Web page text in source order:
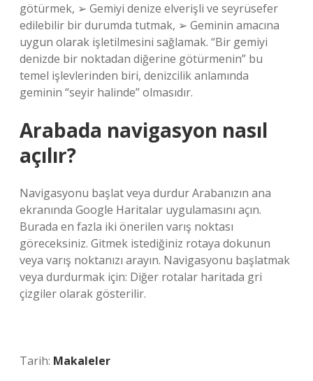
götürmek, ➢ Gemiyi denize elverişli ve seyrüsefer
edilebilir bir durumda tutmak, ➢ Geminin amacına
uygun olarak işletilmesini sağlamak. “Bir gemiyi
denizde bir noktadan diğerine götürmenin” bu
temel işlevlerinden biri, denizcilik anlamında
geminin “seyir halinde” olmasıdır.
Arabada navigasyon nasıl
açılır?
Navigasyonu başlat veya durdur Arabanızın ana
ekranında Google Haritalar uygulamasını açın.
Burada en fazla iki önerilen varış noktası
göreceksiniz. Gitmek istediğiniz rotaya dokunun
veya varış noktanızı arayın. Navigasyonu başlatmak
veya durdurmak için: Diğer rotalar haritada gri
çizgiler olarak gösterilir.
Tarih: Makaleler